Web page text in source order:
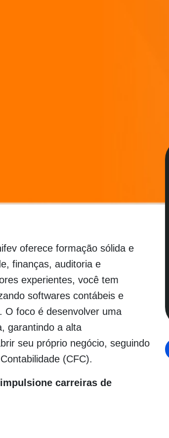
oferece formação sólida e
finanças, auditoria e
experientes, você tem
softwares contábeis e
O foco é desenvolver uma
garantindo a alta
seu próprio negócio, seguindo
(CFC).
carreiras de